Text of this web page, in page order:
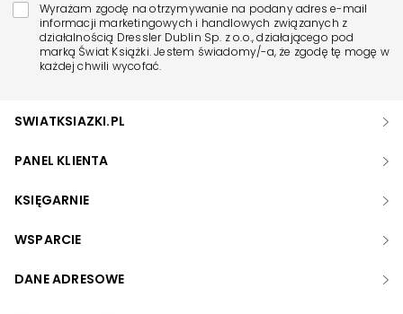
Wyrażam zgodę na otrzymywanie na podany adres e-mail
informacji marketingowych i handlowych związanych z
działalnością Dressler Dublin Sp. z o.o., działającego pod
marką Świat Książki. Jestem świadomy/-a, że zgodę tę mogę w
każdej chwili wycofać.
SWIATKSIAZKI.PL
PANEL KLIENTA
KSIĘGARNIE
WSPARCIE
DANE ADRESOWE